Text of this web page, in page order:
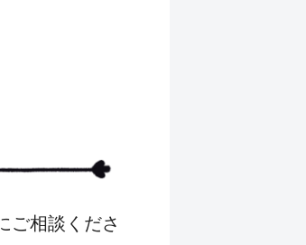
ご相談くださ